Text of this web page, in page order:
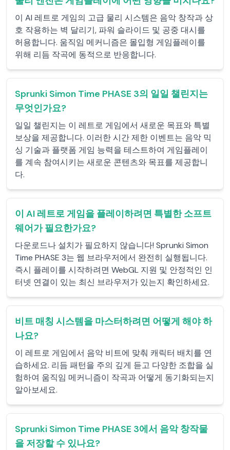
이 AI 레트로 게임의 고급 물리 시스템은 음악 창작과 상
호 작용하는 벽 달리기, 파워 슬라이드 및 공중 대시를
허용합니다. 움직임 메커니즘은 몰입형 게임플레이를
위해 리듬 작곡에 동적으로 반응합니다.
Sprunki Simon Time PHASE 3의 일일 챌린지는
무엇인가요?
일일 챌린지는 이 레트로 게임에서 새로운 목표와 특별
보상을 제공합니다. 이러한 시간 제한 이벤트는 음악 믹
싱 기술과 플랫폼 게임 능력을 테스트하여 게임플레이
를 계속 참여시키는 새로운 콘텐츠와 목표를 제공합니
다.
이 AI 레트로 게임을 플레이하려면 특별한 소프트
웨어가 필요한가요?
다운로드나 설치가 필요하지 않습니다! Sprunki Simon
Time PHASE 3는 웹 브라우저에서 완전히 실행됩니다.
즉시 플레이를 시작하려면 WebGL 지원 및 안정적인 인
터넷 연결이 있는 최신 브라우저가 있는지 확인하세요.
비트 매칭 시스템을 마스터하려면 어떻게 해야 하
나요?
이 레트로 게임에서 음악 비트에 맞춰 캐릭터 배치를 연
습하세요. 리듬 패턴을 주의 깊게 듣고 다양한 조합을 실
험하여 움직임 메커니즘이 작곡과 어떻게 동기화되는지
알아보세요.
Sprunki Simon Time PHASE 3에서 음악 창작물
을 저장할 수 있나요?